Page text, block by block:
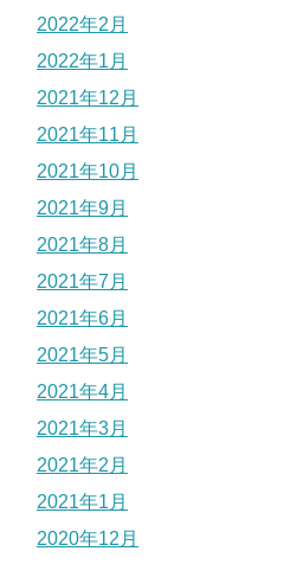
2022年2月
2022年1月
2021年12月
2021年11月
2021年10月
2021年9月
2021年8月
2021年7月
2021年6月
2021年5月
2021年4月
2021年3月
2021年2月
2021年1月
2020年12月